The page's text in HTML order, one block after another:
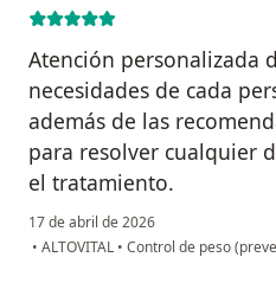
Atención personalizada
necesidades de cada
además de las
para resolver cualquier
el tratamiento.
17 de abril de 2026
• ALTOVITAL • Control de peso